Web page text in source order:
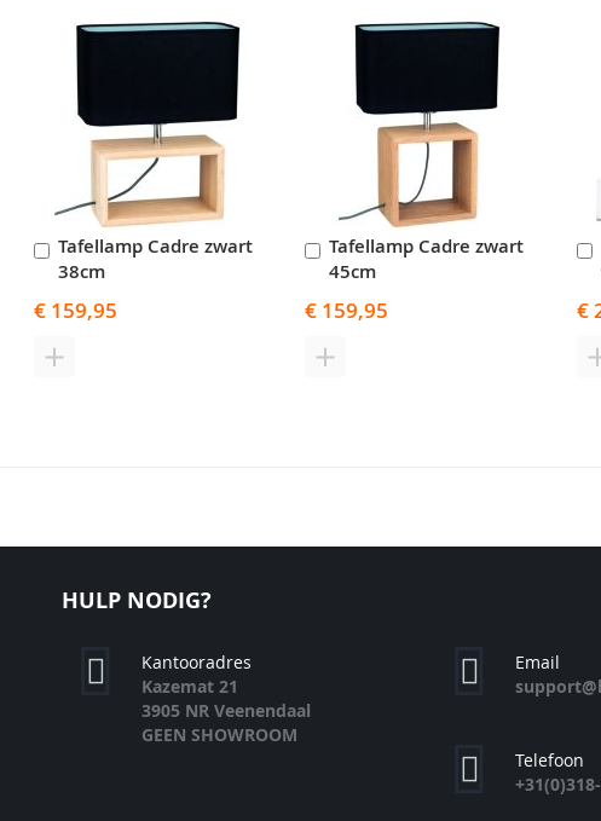
Tafellamp Cadre zwart
38cm
€ 159,95
In
Winkelwagen
TOEVOEGEN
Tafellamp Cadre zwart
45cm
€ 159,95
In
Winkelwagen
TOEVOEGEN
€
HULP NODIG?
Kantooradres
Kazemat 21
3905 NR Veenendaal
GEEN SHOWROOM
Email
Telefoon